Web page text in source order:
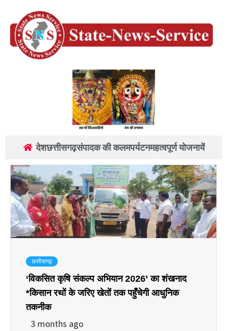
देशछत्तीसगढ़संपादक की कलमपर्यटनमहत्वपूर्ण योजनायें
छत्तीसगढ़
‘विकसित कृषि संकल्प अभियान 2026’ का शंखनाद
*किसान रथों के जरिए खेतों तक पहुँचेगी आधुनिक
तकनीक
3 months ago